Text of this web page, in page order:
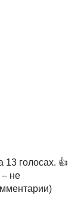
13 голосах. 👍
– не